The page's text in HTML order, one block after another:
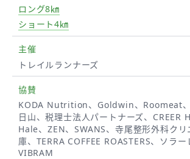
ロング8㎞
ショート4㎞
主催
トレイルランナーズ
協賛
KODA Nutrition、Goldwin、Roomeat
日山、税理士法人パートナーズ、CREER
Hale、ZEN、SWANS、寺尾整形外科クリ
庫、TERRA COFFEE ROASTERS、ソラー
VIBRAM